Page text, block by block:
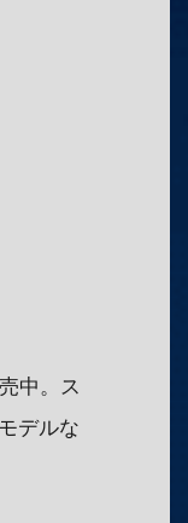
中。ス
デルな